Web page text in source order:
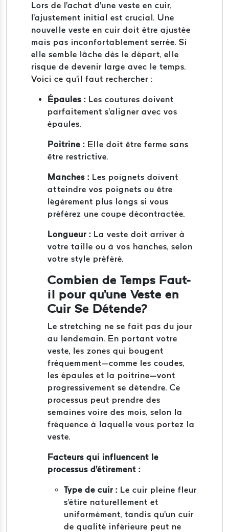
Lors de l'achat d'une veste en cuir,
l'ajustement initial est crucial. Une
nouvelle veste en cuir doit être ajustée
mais pas inconfortablement serrée. Si
elle semble lâche dès le départ, elle
risque de devenir large avec le temps.
Voici ce qu'il faut rechercher :
Épaules : Les coutures doivent
parfaitement s'aligner avec vos
épaules.
Poitrine : Elle doit être ferme sans
être restrictive.
Manches : Les poignets doivent
atteindre vos poignets ou être
légèrement plus longs si vous
préférez une coupe décontractée.
Longueur : La veste doit arriver à
votre taille ou à vos hanches, selon
votre style préféré.
Combien de Temps Faut-
il pour qu'une Veste en
Cuir Se Détende?
Le stretching ne se fait pas du jour
au lendemain. En portant votre
veste, les zones qui bougent
fréquemment—comme les coudes,
les épaules et la poitrine—vont
progressivement se détendre. Ce
processus peut prendre des
semaines voire des mois, selon la
fréquence à laquelle vous portez la
veste.
Facteurs qui influencent le
processus d'étirement :
Type de cuir : Le cuir pleine fleur
s'étire naturellement et
uniformément, tandis qu'un cuir
de qualité inférieure peut ne